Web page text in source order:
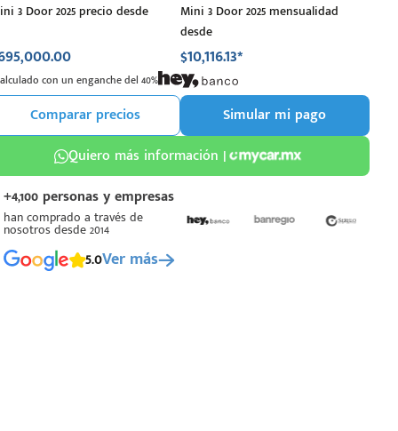
3 Door 2025 precio desde
Mini 3 Door 2025 mensualidad
desde
$10,116.13*
con un enganche del 40%
Comparar precios
Simular mi pago
Quiero más información |
+4,100 personas y empresas
han comprado a través de
nosotros desde 2014
5.0Ver más